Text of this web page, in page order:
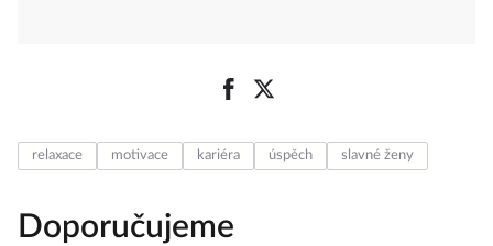
relaxace motivace kariéra úspěch slavné ženy
Doporučujeme